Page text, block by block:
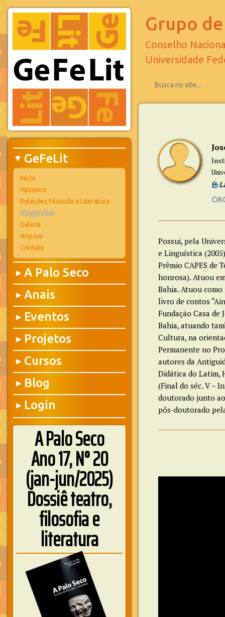
▶ GeFeLit
Início
Histórico
Relações Filosofia e Literatura
Integrantes
Galeria
Arquivo
Contato
▶ A Palo Seco
▶ Anais
▶ Eventos
▶ Projetos
▶ Cursos
▶ Blog
▶ Login
A Palo Seco
Ano 17, N° 20
(jan-jun/2025)
Dossiê teatro,
filosofia e
literatura
Grupo
Conselho
Universidade
Possui, pela
e Linguística
Prêmio CAPES de
honrosa). Atuou
Bahia. Atuou
livro de contos
Fundação Casa
Bahia, atuando
Cultura, na
Permanente no
autores da
Didática do Latim,
(Final do séc. V –
doutorado junto
pós-doutorado